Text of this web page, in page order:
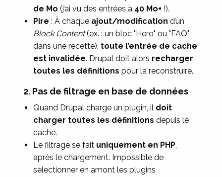
de Mo (j’ai vu des entrées à 40 Mo+ !).
Pire : À chaque ajout/modification d’un
Block Content(ex. : un bloc "Hero" ou "FAQ"
dans une recette), toute l’entrée de cache
est invalidée. Drupal doit alors recharger
toutes les définitions pour la reconstruire.
2. Pas de filtrage en base de données
Quand Drupal charge un plugin, il doit
charger toutes les définitions depuis le
cache.
Le filtrage se fait uniquement en PHP,
après le chargement. Impossible de
sélectionner en amont les plugins